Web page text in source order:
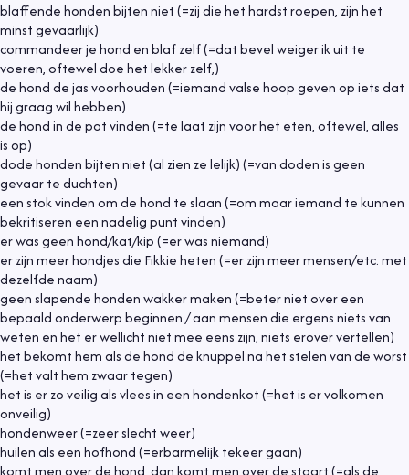
blaffende honden bijten niet (=zij die het hardst roepen, zijn het
minst gevaarlijk)
commandeer je hond en blaf zelf (=dat bevel weiger ik uit te
voeren, oftewel doe het lekker zelf,)
de hond de jas voorhouden (=iemand valse hoop geven op iets dat
hij graag wil hebben)
de hond in de pot vinden (=te laat zijn voor het eten, oftewel, alles
is op)
dode honden bijten niet (al zien ze lelijk) (=van doden is geen
gevaar te duchten)
een stok vinden om de hond te slaan (=om maar iemand te kunnen
bekritiseren een nadelig punt vinden)
er was geen hond/kat/kip (=er was niemand)
er zijn meer hondjes die Fikkie heten (=er zijn meer mensen/etc. met
dezelfde naam)
geen slapende honden wakker maken (=beter niet over een
bepaald onderwerp beginnen / aan mensen die ergens niets van
weten en het er wellicht niet mee eens zijn, niets erover vertellen)
het bekomt hem als de hond de knuppel na het stelen van de worst
(=het valt hem zwaar tegen)
het is er zo veilig als vlees in een hondenkot (=het is er volkomen
onveilig)
hondenweer (=zeer slecht weer)
huilen als een hofhond (=erbarmelijk tekeer gaan)
komt men over de hond, dan komt men over de staart (=als de